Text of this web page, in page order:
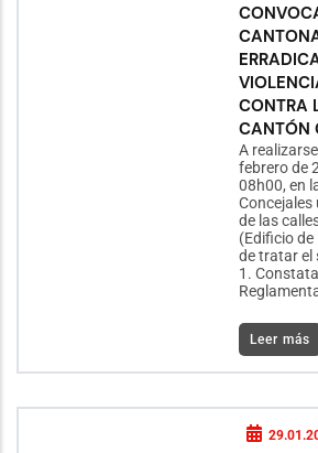
CONTRA
CANTÓN
A
febrero de
08h00, en
Concejales
de las
(Edificio de
de tratar el
1.
Leer más